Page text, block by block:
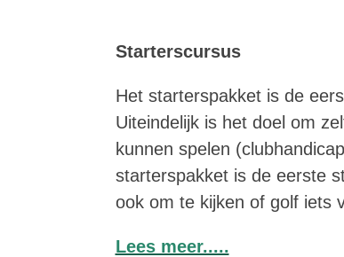
Starterscursus
Het starterspakket is de
Uiteindelijk is het doel om
kunnen spelen
starterspakket is de eerste
ook om te kijken of golf iets
Lees meer.....